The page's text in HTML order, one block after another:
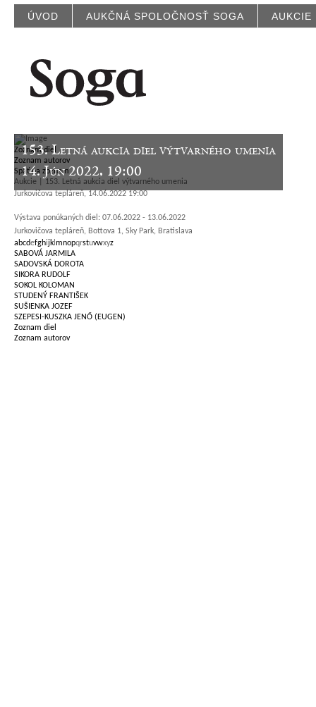
ÚVOD AUKČNÁ SPOLOČNOSŤ SOGA AUKCIE
153. Letná aukcia diel výtvarného umenia
14. Jún 2022, 19:00
Zoznam diel
Zoznam autorov
Späť na zoznam
Aukcie | 153. Letná aukcia diel výtvarného umenia
Jurkovičova tepláreň, 14.06.2022 19:00
Výstava ponúkaných diel: 07.06.2022 - 13.06.2022
Jurkovičova tepláreň, Bottova 1, Sky Park, Bratislava
abcdefghijk mnopqrstuvwxyz
SABOVÁ JARMILA
SADOVSKÁ DOROTA
SIKORA RUDOLF
SOKOL KOLOMAN
STUDENÝ FRANTIŠEK
SUŠIENKA JOZEF
SZEPESI-KUSZKA JENŐ (EUGEN)
Zoznam diel
Zoznam autorov